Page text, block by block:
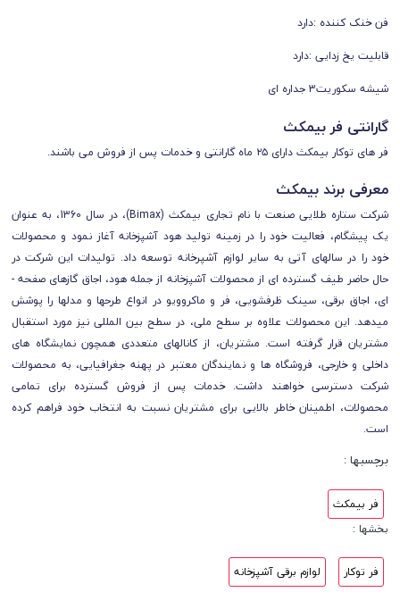
فن خنک کننده :دارد
قابلیت یخ زدایی :دارد
شیشه سکوریت3 جداره ای
گارانتی فر بیمکث
فر های توکار بیمکث دارای ۲۵ ماه گارانتی و خدمات پس از فروش می باشند.
معرفی برند بیمکث
شرکت ستاره طلایی صنعت با نام تجاری بیمکث (Bimax)، در سال 1360، به عنوان
یک پیشگام، فعالیت خود را در زمینه تولید هود آشپزخانه آغاز نمود و محصولات
خود را در سال­های آتی به سایر لوازم آشپرخانه توسعه داد. تولیدات این شرکت در
حال حاضر طیف گسترده­ ای از محصولات آشپزخانه از جمله هود، اجاق گاز­های صفحه ­
ای، اجاق برقی، سینک ظرفشویی، فر و ماکروویو در انواع طرح­ها و مدل­ها را پوشش
می­دهد. این محصولات علاوه بر سطح ملی، در سطح بین­ المللی نیز مورد استقبال
مشتریان قرار گرفته است. مشتریان، از کانال­های متعددی همچون نمایشگاه ­های
داخلی و خارجی، فروشگاه ­ها و نمایندگان معتبر در پهنه جغرافیایی، به محصولات
شرکت دسترسی خواهند داشت. خدمات پس از فروش گسترده برای تمامی
محصولات، اطمینان خاطر بالایی برای مشتریان نسبت به انتخاب خود فراهم کرده
است.
برچسبها :
فر بیمکث
بخشها :
فر توکار لوازم برقی آشپزخانه